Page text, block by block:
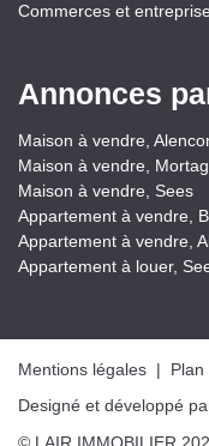
Commerces et
Annonces
Maison à vendre,
Maison à vendre,
Maison à vendre, Sees
Appartement à vendre,
Appartement à vendre,
Appartement à louer,
Mentions légales | Plan
Designé et développé